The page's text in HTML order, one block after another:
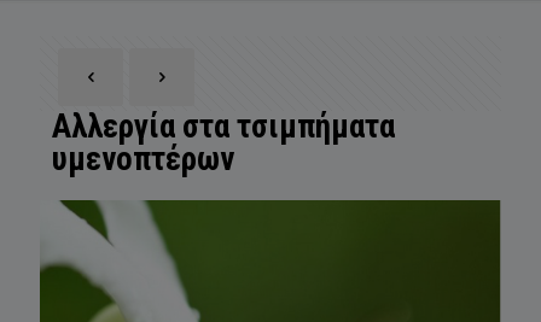
Αλλεργία στα τσιμπήματα
υμενοπτέρων